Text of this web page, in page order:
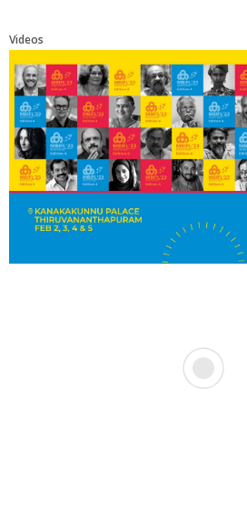
Videos